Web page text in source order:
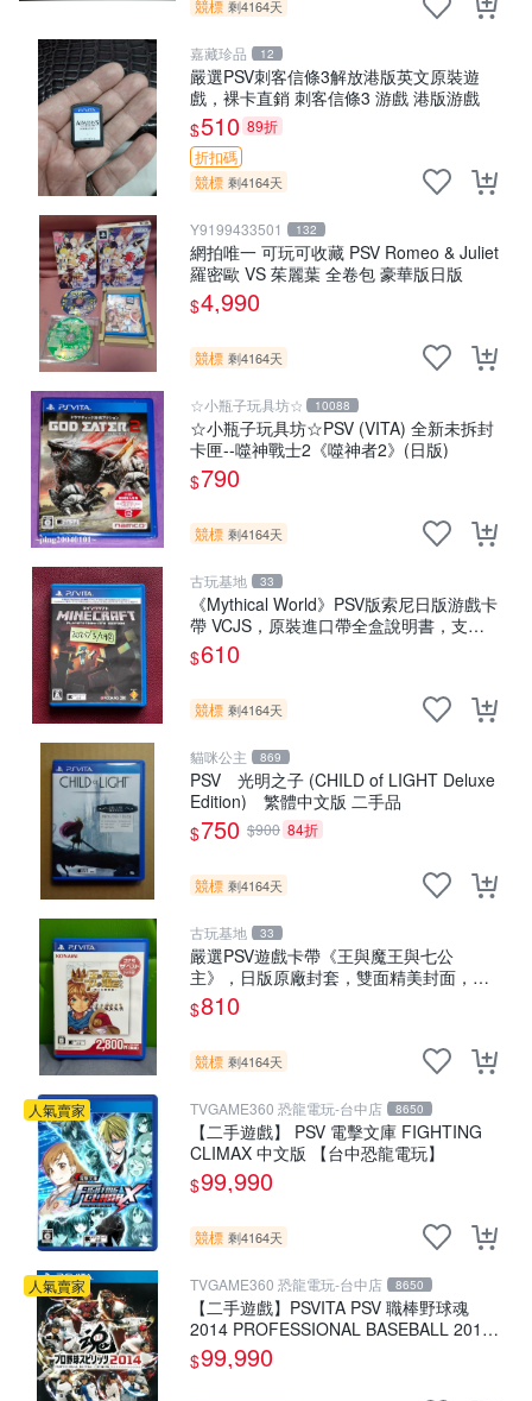
競標 剩4164天
嘉藏珍品 12
嚴選PSV刺客信條3解放港版英文原裝遊
戲，裸卡直銷 刺客信條3 游戲 港版游戲
$510 89折
折扣碼
競標 剩4164天
Y9199433501 132
網拍唯一 可玩可收藏 PSV Romeo & Juliet
羅密歐 VS 茱麗葉 全卷包 豪華版日版
$4,990
競標 剩4164天
☆小瓶子玩具坊☆ 10088
☆小瓶子玩具坊☆PSV (VITA) 全新未拆封
卡匣--噬神戰士2《噬神者2》(日版)
$790
競標 剩4164天
古玩基地 33
《Mythical World》PSV版索尼日版游戲卡
帶 VCJS，原裝進口帶全盒說明書，支持
主機運行。Mythical World PSV 游戲 卡
$610
競標 剩4164天
貓咪公主 869
PSV 光明之子 (CHILD of LIGHT Deluxe
Edition) 繁體中文版 二手品
$750 $900 84折
競標 剩4164天
古玩基地 33
嚴選PSV遊戲卡帶《王與魔王與七公
主》，日版原廠封套，雙面精美封面，實
測暢玩無障礙。久藏家中，輕微使用痕
跡，實物圖可查，歡迎細心評估。古董級
$810
競標 剩4164天
人氣賣家 TVGAME360 恐龍電玩-台中店 8650
【二手遊戲】 PSV 電擊文庫 FIGHTING
CLIMAX 中文版 【台中恐龍電玩】
$99,990
競標 剩4164天
人氣賣家 TVGAME360 恐龍電玩-台中店 8650
【二手遊戲】PSVITA PSV 職棒野球魂
2014 PROFESSIONAL BASEBALL 2014
日文版
$99,990